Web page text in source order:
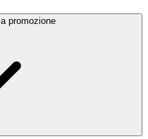
promozione